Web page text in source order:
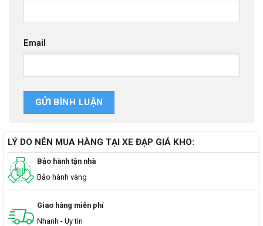
Email
LÝ DO NÊN MUA HÀNG TẠI XE ĐẠP GIÁ KHO:
Bảo hành tận nhà
Bảo hành vàng
Giao hàng miễn phí
Nhanh - Uy tín